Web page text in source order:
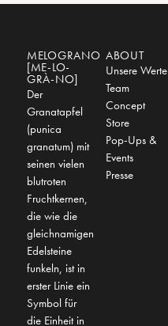
MELOGRANO
[ME-LO-
GRÀ-NO]
Der
Granatapfel
(punica
granatum) mit
seinen vielen
blutroten
Fruchtkernen,
die wie die
gleichnamigen
Edelsteine
funkeln, ist in
erster Linie ein
Symbol für
die Einheit in
ABOUT
Unsere Werte
Team
Concept
Store
Pop-Ups &
Events
Presse